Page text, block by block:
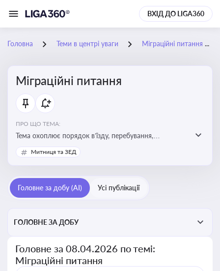
ВХІД ДО LIGA360
Головна Теми в центрі уваги Міграційні питання
Міграційні питання
ПРО ЩО ТЕМА:
Тема охоплює порядок в’їзду, перебування,
працевлаштування іноземців, а також набуття або
втрату громадянства України
Митниця та ЗЕД
Головне за добу (AI) Усі публікації
ГОЛОВНЕ ЗА ДОБУ
Головне за 08.04.2026 по темі:
Міграційні питання